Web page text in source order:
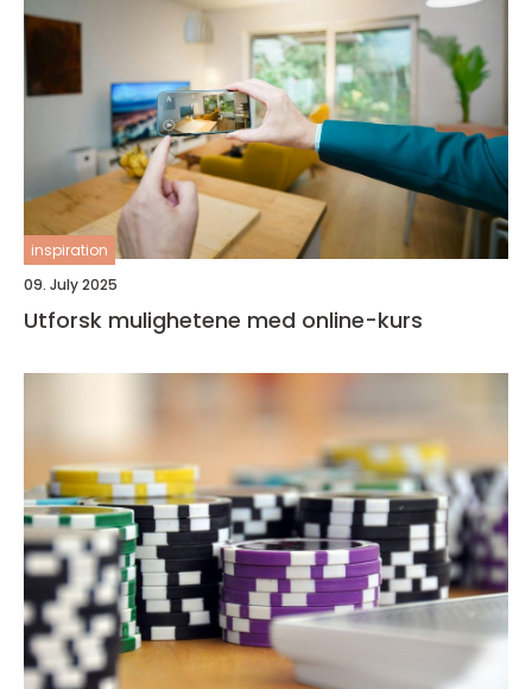
inspiration
09. July 2025
Utforsk mulighetene med online-kurs